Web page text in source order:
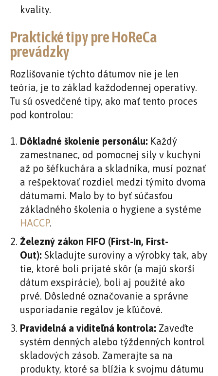
kvality.
Praktické tipy pre HoReCa
prevádzky
Rozlišovanie týchto dátumov nie je len
teória, je to základ každodennej operatívy.
Tu sú osvedčené tipy, ako mať tento proces
pod kontrolou:
Dôkladné školenie personálu: Každý
zamestnanec, od pomocnej sily v kuchyni
až po šéfkuchára a skladníka, musí poznať
a rešpektovať rozdiel medzi týmito dvoma
dátumami. Malo by to byť súčasťou
základného školenia o hygiene a systéme
HACCP.
Železný zákon FIFO (First-In, First-
Out): Skladujte suroviny a výrobky tak, aby
tie, ktoré boli prijaté skôr (a majú skorší
dátum exspirácie), boli aj použité ako
prvé. Dôsledné označovanie a správne
usporiadanie regálov je kľúčové.
Pravidelná a viditeľná kontrola: Zaveďte
systém denných alebo týždenných kontrol
skladových zásob. Zamerajte sa na
produkty, ktoré sa blížia k svojmu dátumu